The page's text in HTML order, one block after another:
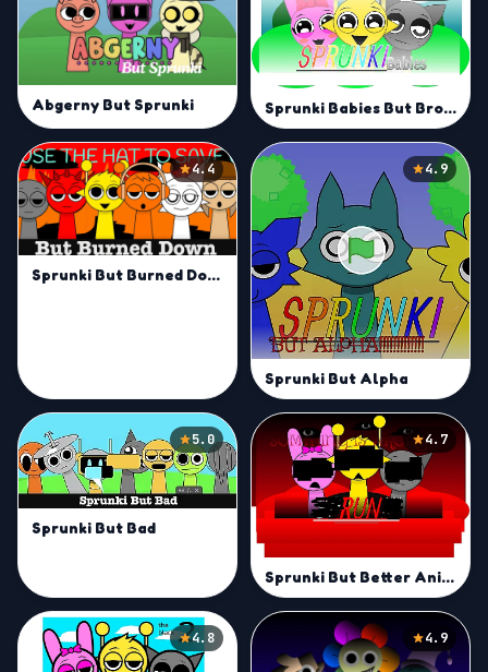
Abgerny But Sprunki Sprunki Babies But Broken Mod
4.4
Sprunki But Burned Down Mod
4.9
Sprunki But Alpha
5.0
Sprunki But Bad
4.7
Sprunki But Better Animations
4.8 4.9